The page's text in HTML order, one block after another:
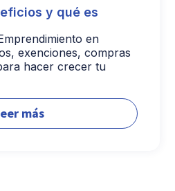
y qué es
en
exenciones, compras
hacer crecer tu
más